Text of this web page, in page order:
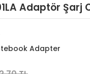
Adaptör Şarj
Adapter